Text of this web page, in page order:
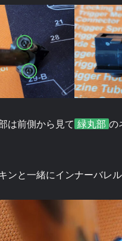
は前側から見て 緑丸部 の
ンと一緒にインナーバレ